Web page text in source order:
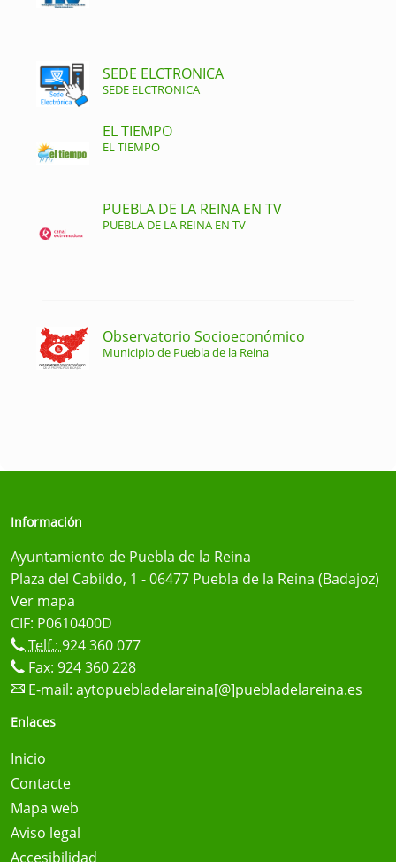
SEDE ELCTRONICA
SEDE ELCTRONICA
EL TIEMPO
EL TIEMPO
PUEBLA DE LA REINA EN TV
PUEBLA DE LA REINA EN TV
Observatorio Socioeconómico
Municipio de Puebla de la Reina
Información
Ayuntamiento de Puebla de la Reina
Plaza del Cabildo, 1 - 06477 Puebla de la Reina (Badajoz)
Ver mapa
CIF: P0610400D
Telf.: 924 360 077
Fax: 924 360 228
E-mail: aytopuebladelareina[@]puebladelareina.es
Enlaces
Inicio
Contacte
Mapa web
Aviso legal
Accesibilidad